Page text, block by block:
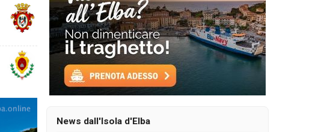
News dall'Isola d'Elba